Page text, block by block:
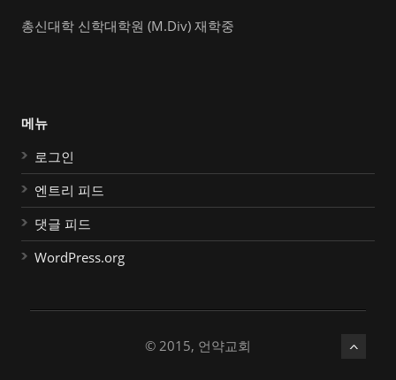
총신대학 신학대학원 (M.Div) 재학중
메뉴
로그인
엔트리 피드
댓글 피드
WordPress.org
© 2015, 언약교회